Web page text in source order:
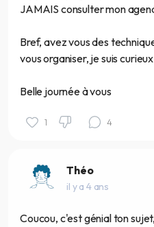
JAMAIS consulter mon
Bref, avez vous des
vous organiser, je suis
Belle journée à vous
1 4
Théo
il y a 4 ans
Coucou, c'est génial ton